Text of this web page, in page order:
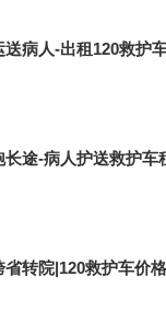
病人-出租120救护
途-病人护送救护车
转院|120救护车价格